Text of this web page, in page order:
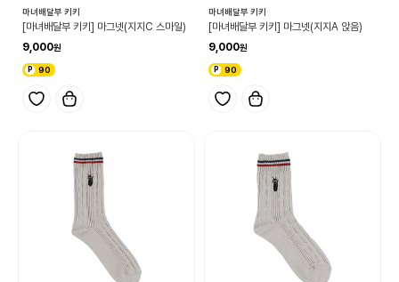
마녀배달부 키키
[마녀배달부 키키] 마그넷(지지C 스마일)
9,000
90
마녀배달부 키키
[마녀배달부 키키] 마그넷(지지A 앉음)
9,000
90